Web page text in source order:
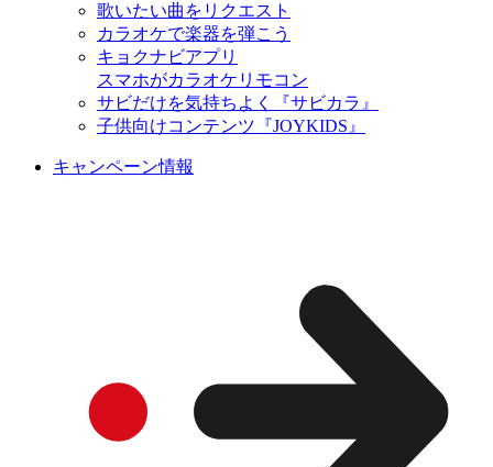
歌いたい曲をリクエスト
カラオケで楽器を弾こう
キョクナビアプリ
スマホがカラオケリモコン
サビだけを気持ちよく『サビカラ』
子供向けコンテンツ『JOYKIDS』
キャンペーン情報